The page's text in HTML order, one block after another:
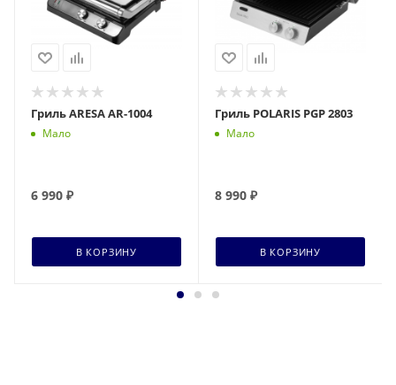
Гриль ARESA AR-1004
Мало
6 990 ₽
В КОРЗИНУ
Гриль POLARIS PGP 2803
Мало
8 990 ₽
В КОРЗИНУ